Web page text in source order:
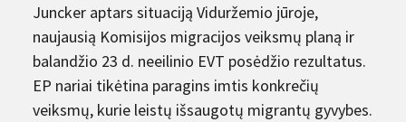
Juncker aptars situaciją Viduržemio jūroje,
naujausią Komisijos migracijos veiksmų planą ir
balandžio 23 d. neeilinio EVT posėdžio rezultatus.
EP nariai tikėtina paragins imtis konkrečių
veiksmų, kurie leistų išsaugotų migrantų gyvybes.